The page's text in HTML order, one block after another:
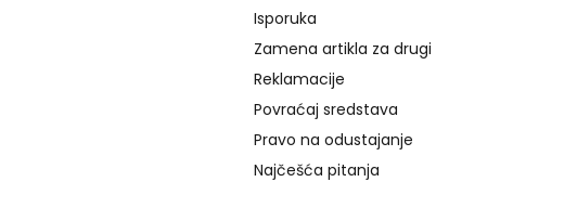
Isporuka
Zamena artikla za drugi
Reklamacije
Povraćaj sredstava
Pravo na odustajanje
Najčešća pitanja